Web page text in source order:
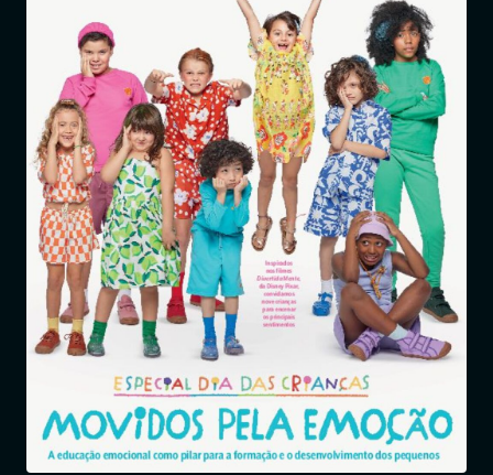
Revistas
Jornais
Notícias
Entrar